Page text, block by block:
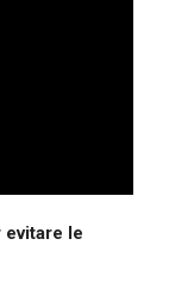
evitare le